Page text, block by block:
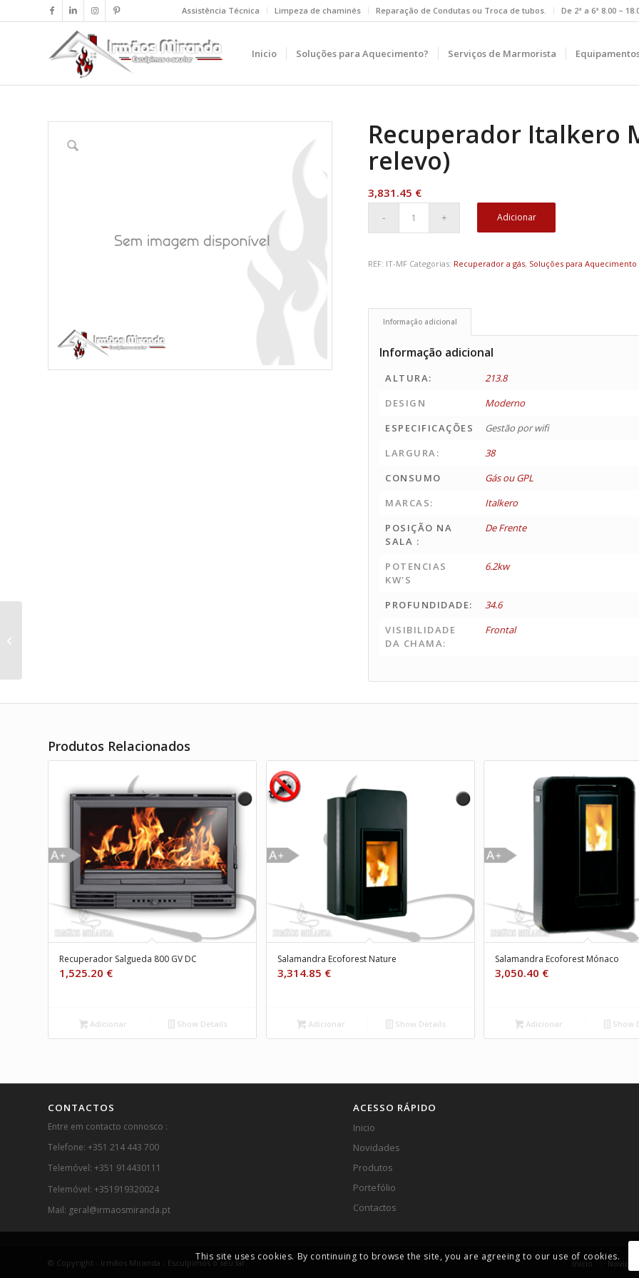
Assistência Técnica Limpeza de chaminés Reparação de Condutas ou Troca de tubos. De 2ª a 6ª 8.00 –
Inicio Soluções para Aquecimento? Serviços de Marmorista
Recuperador Italkero
relevo)
3,831.45 €
Adicionar
REF: IT-MF Categorias: Recuperador a gás, Soluções para Aquecimento
Informação adicional
Informação adicional
ALTURA:
213.8
DESIGN
Moderno
ESPECIFICAÇÕES
Gestão por wifi
LARGURA:
38
CONSUMO
Gás ou GPL
MARCAS:
Italkero
POSIÇÃO NA
SALA :
De Frente
POTENCIAS
KW'S
6.2kw
PROFUNDIDADE:
34.6
VISIBILIDADE
DA CHAMA:
Frontal
Produtos Relacionados
Recuperador Salgueda 800 GV DC
1,525.20 €
Adicionar Show Details
Salamandra Ecoforest Nature
3,314.85 €
Adicionar Show Details
Salamandra Ecoforest Mónaco
3,050.40 €
Adicionar Show
CONTACTOS
Entre em contacto connosco :
Telefone: +351 214 443 700
Telemóvel: +351 914430111
Telemóvel: +351919320024
Mail: geral@irmaosmiranda.pt
ACESSO RÁPIDO
Inicio
Novidades
Produtos
Portefólio
Contactos
© Copyright - Irmãos Miranda - Esculpimos o seu lar. Inicio
This site uses cookies. By continuing to browse the site, you are agreeing to our use of cookies.